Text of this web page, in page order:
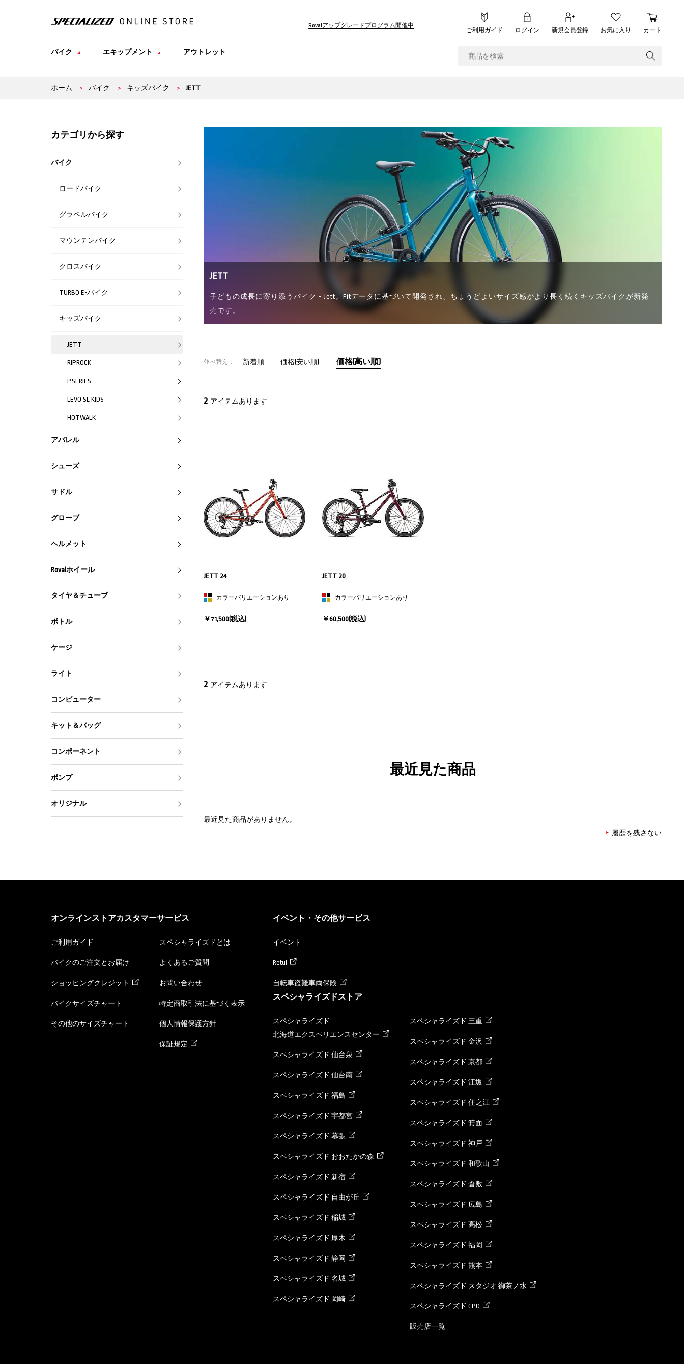
Rovalアップグレードプログラム開催中
ご利用ガイド ログイン 新規会員登録 お気に入り カート
バイク エキップメント アウトレット
ホーム > バイク > キッズバイク > JETT
カテゴリから探す
バイク
ロードバイク
グラベルバイク
マウンテンバイク
クロスバイク
TURBO E-バイク
キッズバイク
JETT
RIPROCK
P.SERIES
LEVO SL KIDS
HOTWALK
アパレル
シューズ
サドル
グローブ
ヘルメット
Rovalホイール
タイヤ＆チューブ
ボトル
ケージ
ライト
コンピューター
キット＆バッグ
コンポーネント
ポンプ
オリジナル
JETT
子どもの成長に寄り添うバイク - Jett。Fitデータに基づいて開発され、ちょうどよいサイズ感がより長く続くキッズバイクが新発
売です。
並べ替え： 新着順 価格(安い順) 価格(高い順)
2 アイテムあります
JETT 24
カラーバリエーションあり
￥71,500(税込)
JETT 20
カラーバリエーションあり
￥60,500(税込)
2 アイテムあります
最近見た商品
最近見た商品がありません。
履歴を残さない
オンラインストアカスタマーサービス
ご利用ガイド
バイクのご注文とお届け
ショッピングクレジット
バイクサイズチャート
その他のサイズチャート
スペシャライズドとは
よくあるご質問
お問い合わせ
特定商取引法に基づく表示
個人情報保護方針
保証規定
イベント・その他サービス
イベント
Retül
自転車盗難車両保険
スペシャライズドストア
スペシャライズド
北海道エクスペリエンスセンター
スペシャライズド 仙台泉
スペシャライズド 仙台南
スペシャライズド 福島
スペシャライズド 宇都宮
スペシャライズド 幕張
スペシャライズド おおたかの森
スペシャライズド 新宿
スペシャライズド 自由が丘
スペシャライズド 稲城
スペシャライズド 厚木
スペシャライズド 静岡
スペシャライズド 名城
スペシャライズド 岡崎
スペシャライズド 三重
スペシャライズド 金沢
スペシャライズド 京都
スペシャライズド 江坂
スペシャライズド 住之江
スペシャライズド 箕面
スペシャライズド 神戸
スペシャライズド 和歌山
スペシャライズド 倉敷
スペシャライズド 広島
スペシャライズド 高松
スペシャライズド 福岡
スペシャライズド 熊本
スペシャライズド スタジオ 御茶ノ水
スペシャライズド CPO
販売店一覧